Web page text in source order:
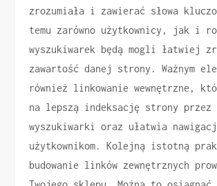
zrozumiała i zawierać słowa
temu zarówno użytkownicy, jak i
wyszukiwarek będą mogli łatwiej
zawartość danej strony. Ważnym
również linkowanie wewnętrzne,
na lepszą indeksację strony przez
wyszukiwarki oraz ułatwia
użytkownikom. Kolejną istotną
budowanie linków zewnętrznych